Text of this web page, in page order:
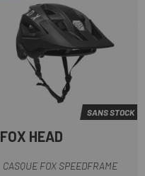
SANS STOCK
FOX HEAD
CASQUE FOX SPEEDFRAME